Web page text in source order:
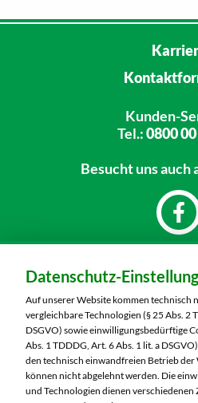
Kunden-
Tel.:0800
Besucht unsauch
Marktkauf
Venissieuxer
04758
Telefon:
Markt
Datenschutz-
Auf unserer Website kommen technisch
vergleichbare Technologien (§ 25 Abs. 2
DSGVO) sowie einwilligungsbedürftige
Abs. 1 TDDDG, Art. 6 Abs. 1 lit. a
den technisch einwandfreien Betrieb
können nicht abgelehnt werden. Die
und Technologien dienen verschiedenen